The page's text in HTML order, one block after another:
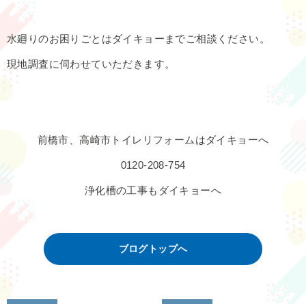
水廻りのお困りごとはダイキョーまでご相談ください。
現地調査に伺わせていただきます。
前橋市、高崎市トイレリフォームはダイキョーへ
0120-208-754
浄化槽の工事もダイキョーへ
ブログトップへ